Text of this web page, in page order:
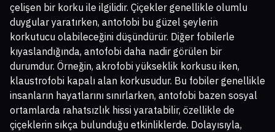
çelişen bir korku ile ilgilidir. Çiçekler genellikle olumlu
duygular yaratırken, antofobi bu güzel şeylerin
korkutucu olabileceğini düşündürür. Diğer fobilerle
kıyaslandığında, antofobi daha nadir görülen bir
durumdur. Örneğin, akrofobi yükseklik korkusu iken,
klaustrofobi kapalı alan korkusudur. Bu fobiler genellikle
insanların hayatlarını sınırlarken, antofobi bazen sosyal
ortamlarda rahatsızlık hissi yaratabilir, özellikle de
çiçeklerin sıkça bulunduğu etkinliklerde. Dolayısıyla,